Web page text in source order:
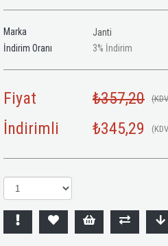
Marka
Janti
İndirim Oranı
%
3 İndirim
Fiyat ₺357,20
İndirimli ₺345,29